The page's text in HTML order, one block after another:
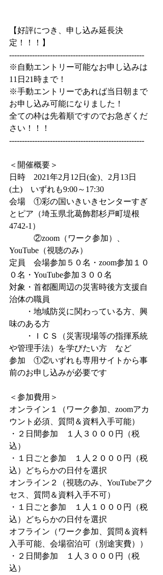
【好評につき、申し込み延長決
定！！！】
-----------------------------------------------------
※自動エントリー可能なお申し込みは
11日21時まで！
※手動エントリーであれば当日朝まで
お申し込み可能になりました！
全ての枠は先着順ですのでお急ぎくだ
さい！！！
-----------------------------------------------------
＜開催概要＞
日時　2021年2月12日(金)、2月13日
(土)　いずれも9:00～17:30
会場　①彩の国いきいきセンターすぎ
とピア（埼玉県北葛飾郡杉戸町堤根
4742-1）
②zoom（ワーク参加）、
YouTube（視聴のみ）
定員　会場参加５０名・zoom参加１０
０名・YouTube参加３００名
対象・首都圏周辺の災害時後方支援自
治体の職員
・地域防災に関わっている方、興
味のある方
・ＩＣＳ（災害現場等の指揮系統
や管理手法）を学びたい方　など
参加　①②いずれも専用サイトから事
前のお申し込みが必要です
＜参加費用＞
オンライン１（ワーク参加、zoomアカ
ウント必須、質問＆資料入手可能）
・２日間参加　１人３０００円（税
込）
・１日ごと参加　１人２０００円（税
込）どちらかの日付を選択
オンライン２（視聴のみ、YouTubeアク
セス、質問＆資料入手不可）
・１日ごと参加　１人１０００円（税
込）どちらかの日付を選択
オフライン（ワーク参加、質問＆資料
入手可能、会場宿泊可（別途実費））
・２日間参加　１人３０００円（税
込）